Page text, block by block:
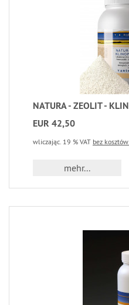
NATURA - ZEOLIT -
EUR 42,50
wliczając. 19 % VAT bez
mehr...